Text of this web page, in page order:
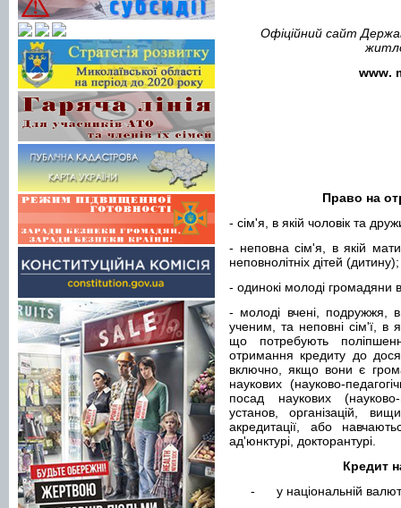
Офіційний сайт
www.
Право на
- сім'я, в якій чоловік та
- неповна сім'я, в якій
неповнолітніх дітей (дитину);
- одинокі молоді громадяни
- молоді вчені, подружжя,
ученим, та неповні сім'ї,
що потребують
отримання кредиту до
включно, якщо вони є
наукових (науково-
посад наукових (науково-
установ, організацій,
акредитації, або
ад'юнктурі, докторантурі.
Кредит
-
у національній